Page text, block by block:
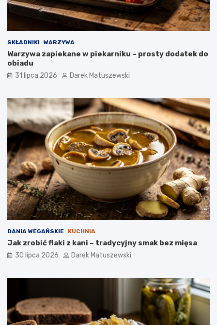
SKŁADNIKI WARZYWA
Warzywa zapiekane w piekarniku – prosty dodatek do
obiadu
31 lipca 2026 Darek Matuszewski
DANIA WEGAŃSKIE KUCHNIA
Jak zrobić flaki z kani – tradycyjny smak bez mięsa
30 lipca 2026 Darek Matuszewski